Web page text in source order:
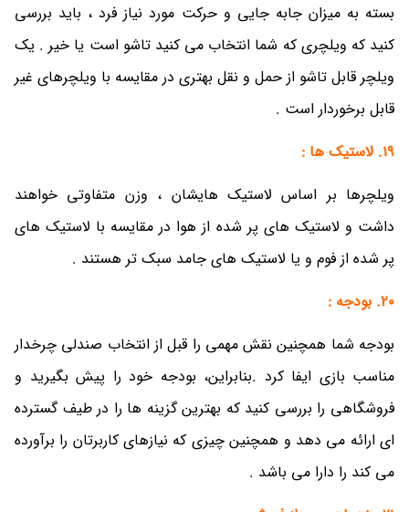
بسته به میزان جابه جایی و حرکت مورد نیاز فرد ، باید بررسی
کنید که ویلچری که شما انتخاب می کنید تاشو است یا خیر . یک
ویلچر قابل تاشو از حمل و نقل بهتری در مقایسه با ویلچرهای غیر
قابل برخوردار است .
19. لاستیک ها :
ویلچرها بر اساس لاستیک هایشان ، وزن متفاوتی خواهند
داشت و لاستیک های پر شده از هوا در مقایسه با لاستیک های
پر شده از فوم و یا لاستیک های جامد سبک تر هستند .
20. بودجه :
بودجه شما همچنین نقش مهمی را قبل از انتخاب صندلی چرخدار
مناسب بازی ایفا کرد .بنابراین، بودجه خود را پیش بگیرید و
فروشگاهی را بررسی کنید که بهترین گزینه ها را در طیف گسترده
ای ارائه می دهد و همچنین چیزی که نیازهای کاربرتان را برآورده
می کند را دارا می باشد .